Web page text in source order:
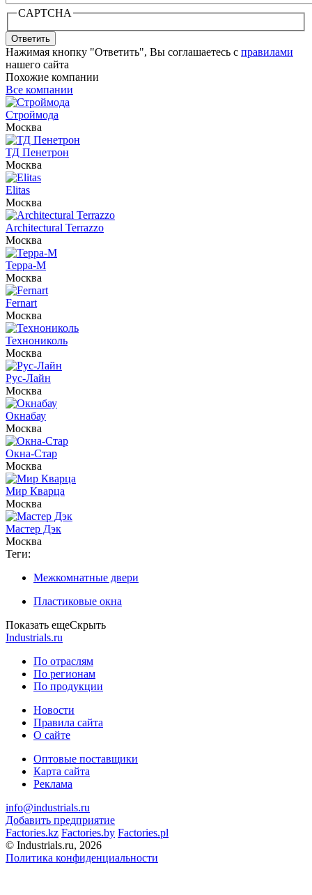
CAPTCHA
Ответить
Нажимая кнопку "Ответить", Вы соглашаетесь с правилами
нашего сайта
Похожие компании
Все компании
Строймода
Москва
ТД Пенетрон
Москва
Elitas
Москва
Architectural Terrazzo
Москва
Терра-М
Москва
Fernart
Москва
Технониколь
Москва
Рус-Лайн
Москва
Окнабау
Москва
Окна-Стар
Москва
Мир Кварца
Москва
Мастер Дэк
Москва
Теги:
Межкомнатные двери
Пластиковые окна
Показать ещеСкрыть
Industrials.ru
По отраслям
По регионам
По продукции
Новости
Правила сайта
О сайте
Оптовые поставщики
Карта сайта
Реклама
info@industrials.ru
Добавить предприятие
Factories.kz Factories.by Factories.pl
© Industrials.ru, 2026
Политика конфиденциальности